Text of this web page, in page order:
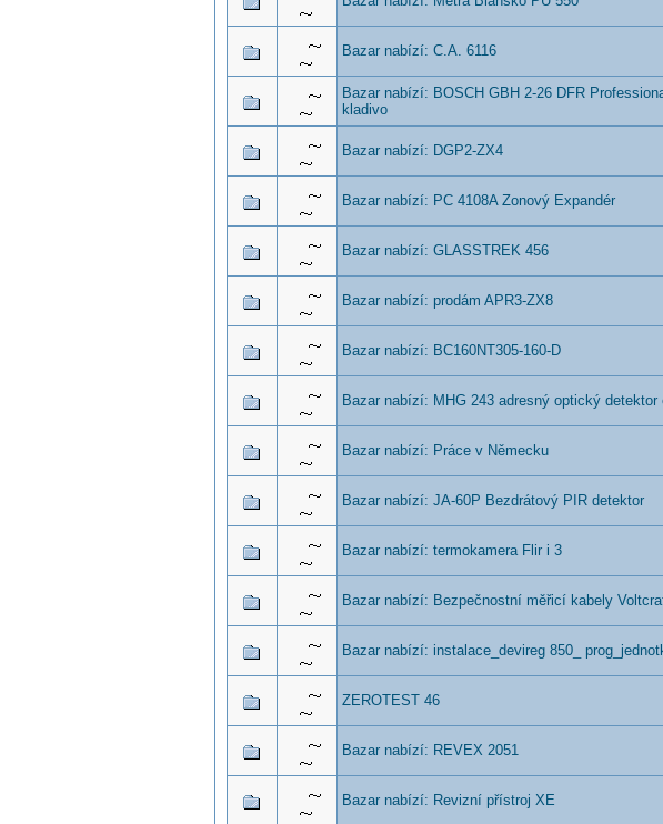
Bazar nabízí: C.A. 6116
Bazar nabízí: BOSCH GBH 2-26 DFR
kladivo
Bazar nabízí: DGP2-ZX4
Bazar nabízí: PC 4108A Zonový Expandér
Bazar nabízí: GLASSTREK 456
Bazar nabízí: prodám APR3-ZX8
Bazar nabízí: BC160NT305-160-D
Bazar nabízí: MHG 243 adresný optický detektor
Bazar nabízí: Práce v Německu
Bazar nabízí: JA-60P Bezdrátový PIR detektor
Bazar nabízí: termokamera Flir i 3
Bazar nabízí: Bezpečnostní měřicí kabely
Bazar nabízí: instalace_devireg 850_
ZEROTEST 46
Bazar nabízí: REVEX 2051
Bazar nabízí: Revizní přístroj XE